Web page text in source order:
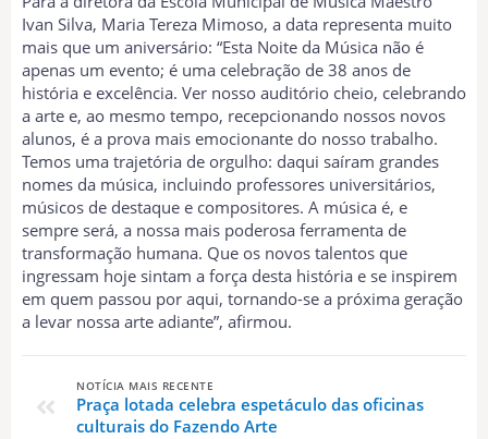
Ivan Silva, Maria Tereza Mimoso, a data representa muito
mais que um aniversário: “Esta Noite da Música não é
apenas um evento; é uma celebração de 38 anos de
história e excelência. Ver nosso auditório cheio, celebrando
a arte e, ao mesmo tempo, recepcionando nossos novos
alunos, é a prova mais emocionante do nosso trabalho.
Temos uma trajetória de orgulho: daqui saíram grandes
nomes da música, incluindo professores universitários,
músicos de destaque e compositores. A música é, e
sempre será, a nossa mais poderosa ferramenta de
transformação humana. Que os novos talentos que
ingressam hoje sintam a força desta história e se inspirem
em quem passou por aqui, tornando-se a próxima geração
a levar nossa arte adiante”, afirmou.
NOTÍCIA MAIS RECENTE
Praça lotada celebra espetáculo das oficinas
culturais do Fazendo Arte